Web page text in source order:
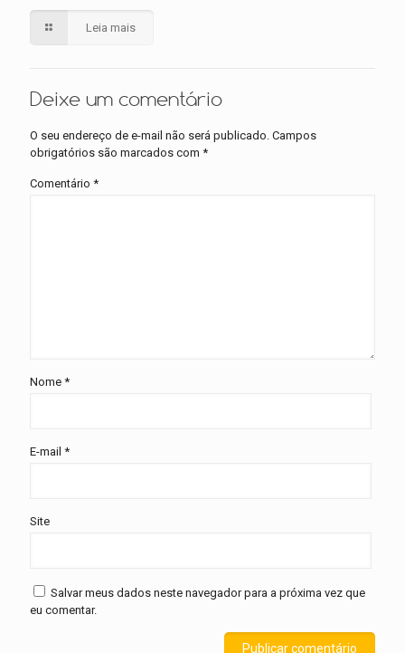
Leia mais
Deixe um comentário
O seu endereço de e-mail não será publicado. Campos
obrigatórios são marcados com *
Comentário *
Nome *
E-mail *
Site
Salvar meus dados neste navegador para a próxima vez que
eu comentar.